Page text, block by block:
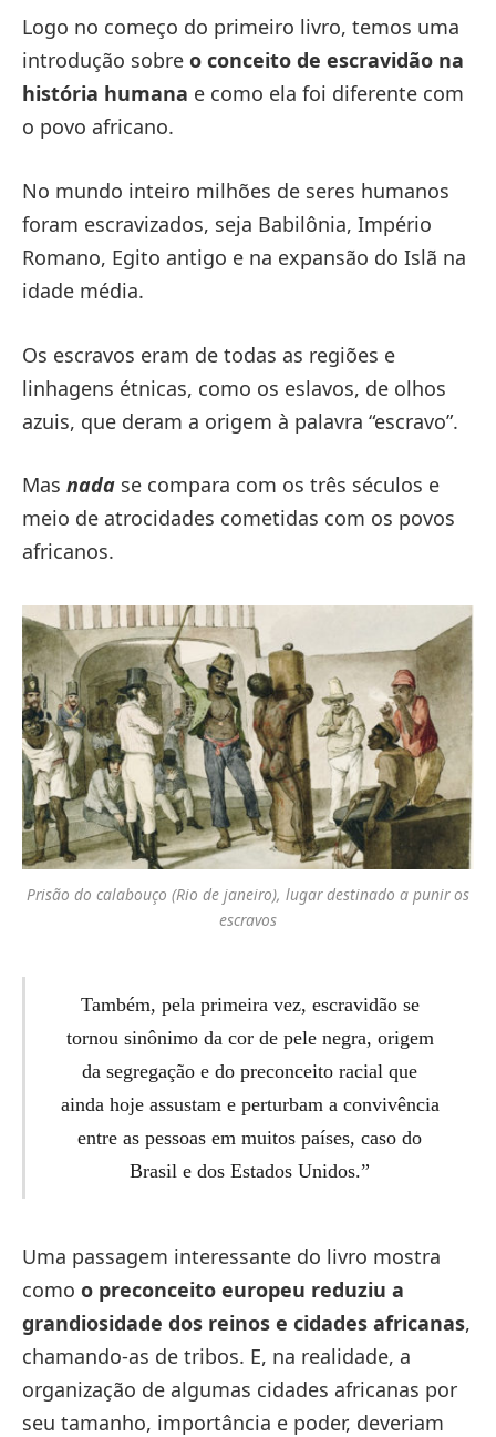
Logo no começo do primeiro livro, temos uma
introdução sobre o conceito de escravidão na
história humana e como ela foi diferente com
o povo africano.
No mundo inteiro milhões de seres humanos
foram escravizados, seja Babilônia, Império
Romano, Egito antigo e na expansão do Islã na
idade média.
Os escravos eram de todas as regiões e
linhagens étnicas, como os eslavos, de olhos
azuis, que deram a origem à palavra “escravo”.
Mas nada se compara com os três séculos e
meio de atrocidades cometidas com os povos
africanos.
Prisão do calabouço (Rio de janeiro), lugar destinado a punir os
escravos
Também, pela primeira vez, escravidão se
tornou sinônimo da cor de pele negra, origem
da segregação e do preconceito racial que
ainda hoje assustam e perturbam a convivência
entre as pessoas em muitos países, caso do
Brasil e dos Estados Unidos.”
Uma passagem interessante do livro mostra
como o preconceito europeu reduziu a
grandiosidade dos reinos e cidades africanas,
chamando-as de tribos. E, na realidade, a
organização de algumas cidades africanas por
seu tamanho, importância e poder, deveriam